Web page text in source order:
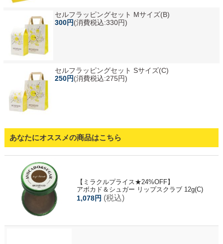
セルフラッピングセット Mサイズ(B)
300円(消費税込:330円)
セルフラッピングセット Sサイズ(C)
250円(消費税込:275円)
あなたにオススメの商品はこちら
【ミラクルプライス★24%OFF】
アボカド＆シュガー リップスクラブ 12g(C)
1,078円 (税込)